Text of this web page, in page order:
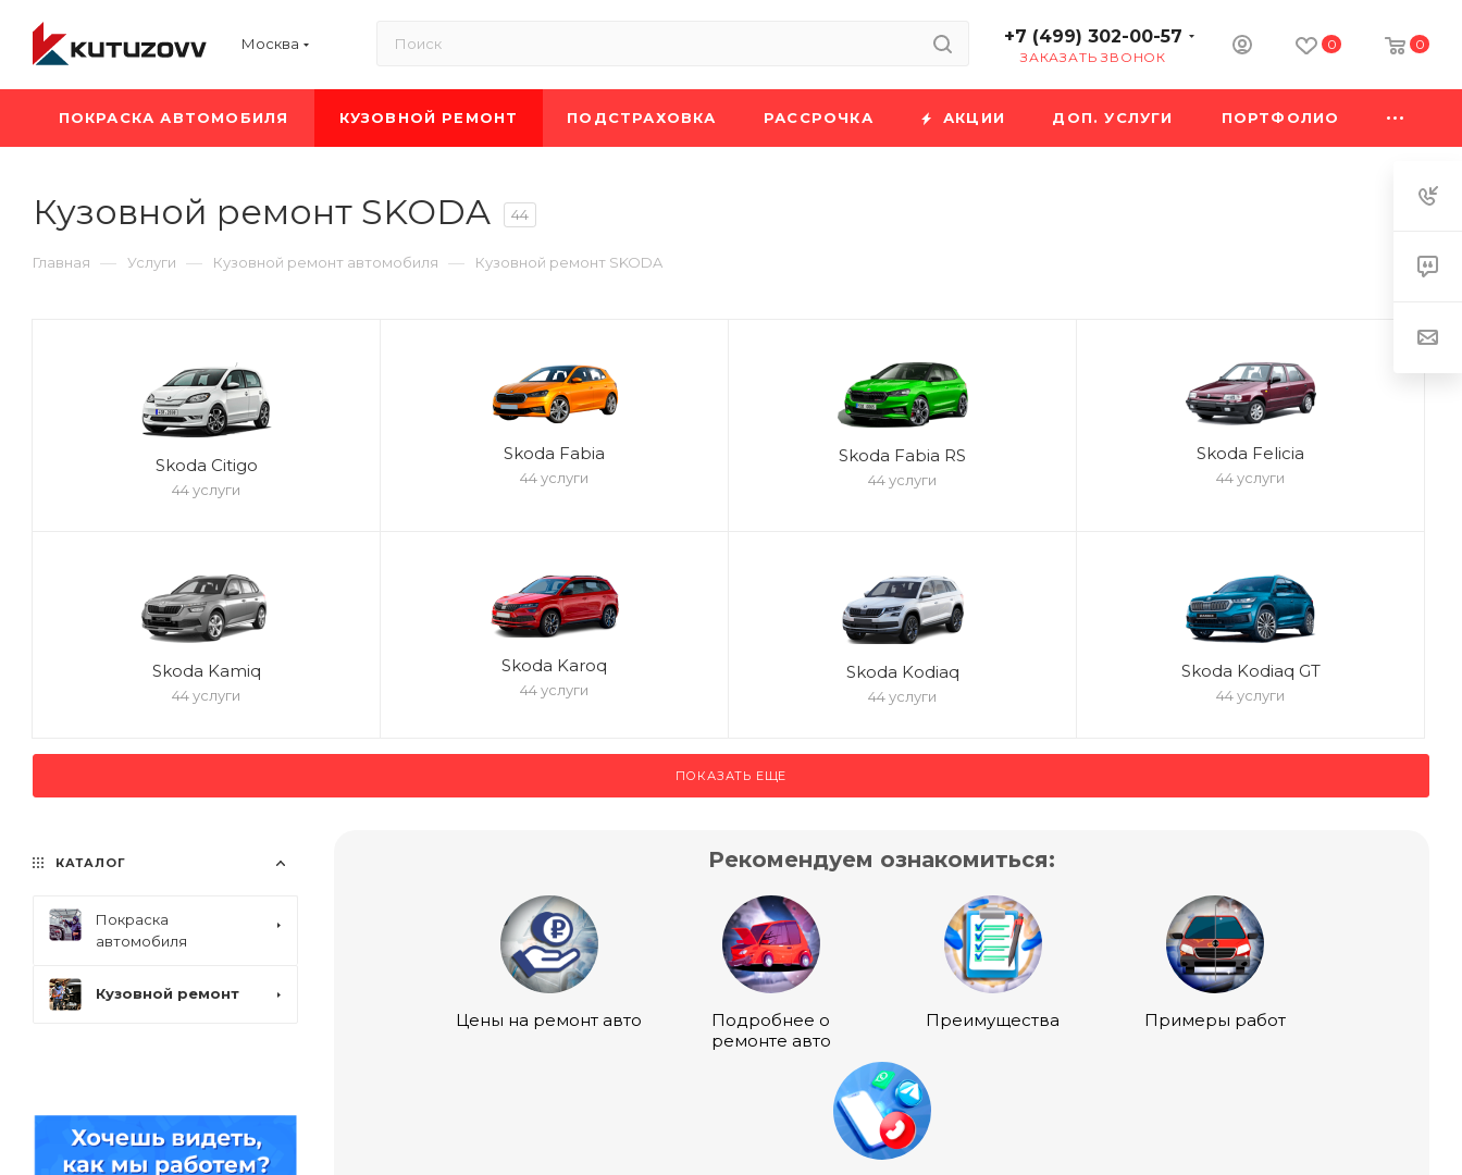
Москва +7 (499) 302-00-57
ЗАКАЗАТЬ ЗВОНОК
0 0
ПОКРАСКА АВТОМОБИЛЯ КУЗОВНОЙ РЕМОНТ ПОДСТРАХОВКА РАССРОЧКА АКЦИИ ДОП. УСЛУГИ ПОРТФОЛИО
Кузовной ремонт SKODA 44
Главная — Услуги — Кузовной ремонт автомобиля — Кузовной ремонт SKODA
Skoda Citigo
44 услуги
Skoda Fabia
44 услуги
Skoda Fabia RS
44 услуги
Skoda Felicia
44 услуги
Skoda Kamiq
44 услуги
Skoda Karoq
44 услуги
Skoda Kodiaq
44 услуги
Skoda Kodiaq GT
44 услуги
ПОКАЗАТЬ ЕЩЕ
Рекомендуем ознакомиться:
Цены на ремонт авто
Подробнее о
ремонте авто
Преимущества Примеры работ
КАТАЛОГ
Покраска
автомобиля
Кузовной ремонт